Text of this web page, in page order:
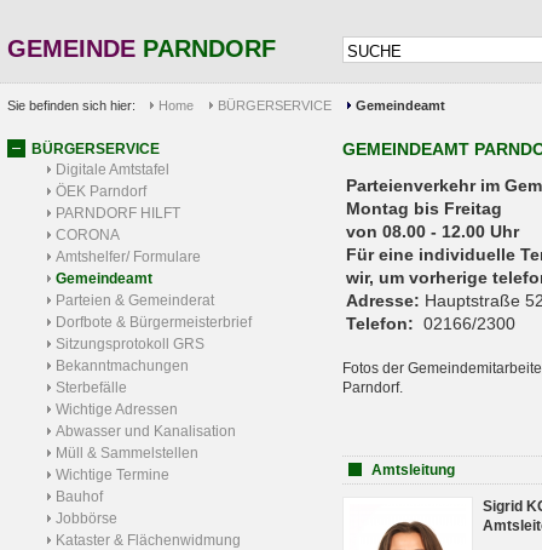
GEMEINDE PARNDORF
Sie befinden sich hier: Home BÜRGERSERVICE Gemeindeamt
BÜRGERSERVICE
Digitale Amtstafel
ÖEK Parndorf
PARNDORF HILFT
CORONA
Amtshelfer/ Formulare
Gemeindeamt
Parteien & Gemeinderat
Dorfbote & Bürgermeisterbrief
Sitzungsprotokoll GRS
Bekanntmachungen
Sterbefälle
Wichtige Adressen
Abwasser und Kanalisation
Müll & Sammelstellen
Wichtige Termine
Bauhof
Jobbörse
Kataster & Flächenwidmung
GEMEINDEAMT
Parteienverkehr
Montag bis Freitag
von 08.00 - 12.00 Uhr
Für eine individuelle
wir, um vorherige
Adresse: Hauptstraße
Telefon: 02166/2300
Fotos der
Parndorf.
Amtsleitung
Sigrid